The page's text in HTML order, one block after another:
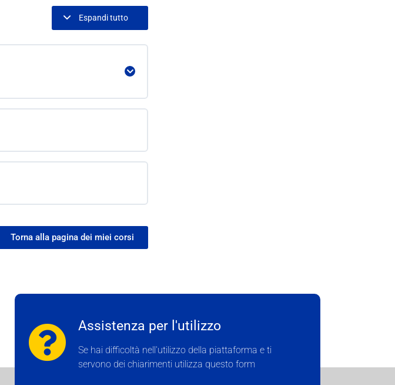
Espandi tutto
Torna alla pagina dei miei corsi
Assistenza per l'utilizzo
Se hai difficoltà nell'utilizzo della piattaforma e ti
servono dei chiarimenti utilizza questo form